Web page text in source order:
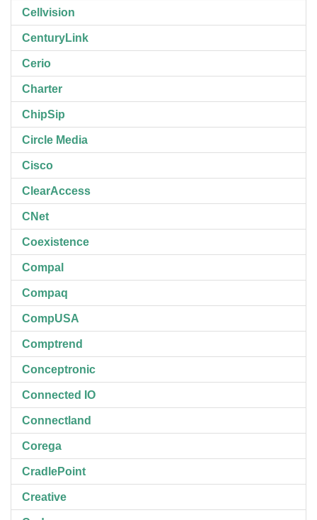
Cellvision
CenturyLink
Cerio
Charter
ChipSip
Circle Media
Cisco
ClearAccess
CNet
Coexistence
Compal
Compaq
CompUSA
Comptrend
Conceptronic
Connected IO
Connectland
Corega
CradlePoint
Creative